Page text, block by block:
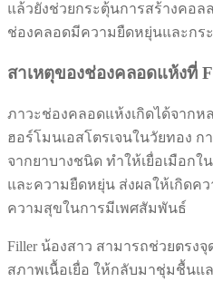
แล้วยังช่วยกระตุ้นการสร้างคอล
ช่องคลอดมีความยืดหยุ่นและกร
สาเหตุของช่องคลอดแห้งที่
ภาวะช่องคลอดแห้งเกิดได้จากห
ฮอร์โมนเอสโตรเจนในวัยทอง ก
จากยาบางชนิด ทำให้เยื่อเมือก
และความยืดหยุ่น ส่งผลให้เกิดค
ความสุขในการมีเพศสัมพันธ์
Filler น้องสาว สามารถช่วยตรง
สภาพเนื้อเยื่อ ให้กลับมาชุ่มชื้นแ